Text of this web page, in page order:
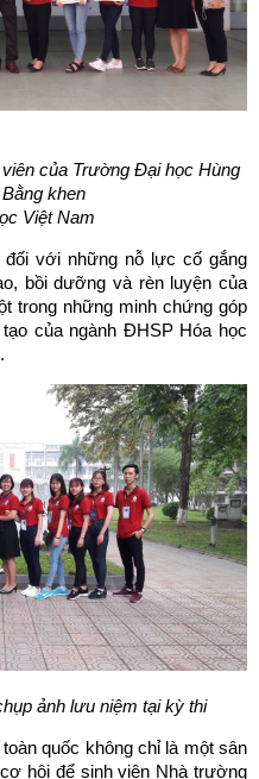
của Trường Đại học Hùng
khen
Việt Nam
với những nỗ lực cố gắng
bồi dưỡng và rèn luyện của
trong những minh chứng góp
của ngành ĐHSP Hóa học
ảnh lưu niệm tại kỳ thi
quốc không chỉ là một sân
hội để sinh viên Nhà trường